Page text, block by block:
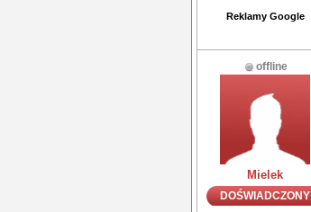
Reklamy Google
offline
Mielek
DOŚWIADCZONY